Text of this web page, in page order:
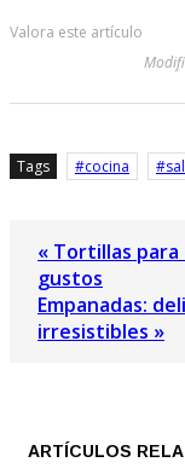
Valora este artículo
Tags cocina
« Tortillas
gustos
Empanadas:
irresistibles »
ARTÍCULOS